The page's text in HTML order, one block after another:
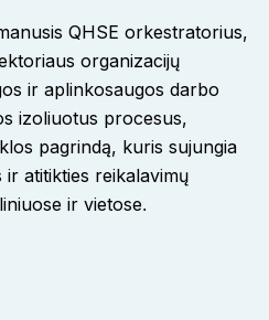
QHSE orkestratorius,
organizacijų
ir aplinkosaugos darbo
izoliuotus procesus,
pagrindą, kuris sujungia
atitikties reikalavimų
ir vietose.